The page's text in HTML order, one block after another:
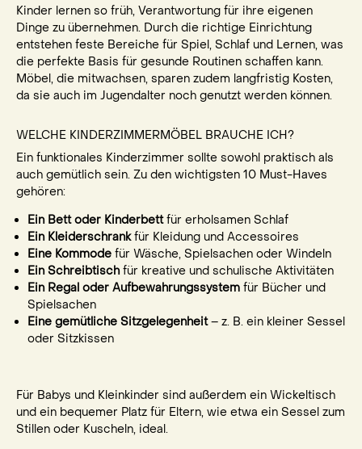
Kinder lernen so früh, Verantwortung für ihre eigenen
Dinge zu übernehmen. Durch die richtige Einrichtung
entstehen feste Bereiche für Spiel, Schlaf und Lernen, was
die perfekte Basis für gesunde Routinen schaffen kann.
Möbel, die mitwachsen, sparen zudem langfristig Kosten,
da sie auch im Jugendalter noch genutzt werden können.
WELCHE KINDERZIMMERMÖBEL BRAUCHE ICH?
Ein funktionales Kinderzimmer sollte sowohl praktisch als
auch gemütlich sein. Zu den wichtigsten 10 Must-Haves
gehören:
Ein Bett oder Kinderbettfür erholsamen Schlaf
Ein Kleiderschrankfür Kleidung und Accessoires
Eine Kommode für Wäsche, Spielsachen oder Windeln
Ein Schreibtischfür kreative und schulische Aktivitäten
Ein Regal oder Aufbewahrungssystem für Bücher und
Spielsachen
Eine gemütliche Sitzgelegenheit– z. B. ein kleiner Sessel
oder Sitzkissen
Für Babys und Kleinkinder sind außerdem ein Wickeltisch
und ein bequemer Platz für Eltern, wie etwa ein Sessel zum
Stillen oder Kuscheln, ideal.